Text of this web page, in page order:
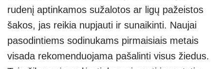
rudenį aptinkamos sužalotos ar ligų pažeistos
šakos, jas reikia nupjauti ir sunaikinti. Naujai
pasodintiems sodinukams pirmaisiais metais
visada rekomenduojama pašalinti visus žiedus.